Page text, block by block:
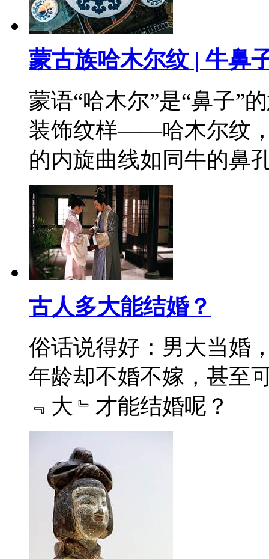
蒙古族哈木尔纹 | 牛鼻
蒙语“哈木尔”是“鼻子”
装饰纹样——哈木尔纹
的内旋曲线如同牛的
古人多大能结婚？
俗话说得好：男大当婚
年龄却不婚不嫁，甚至
﹃大﹄才能结婚呢？